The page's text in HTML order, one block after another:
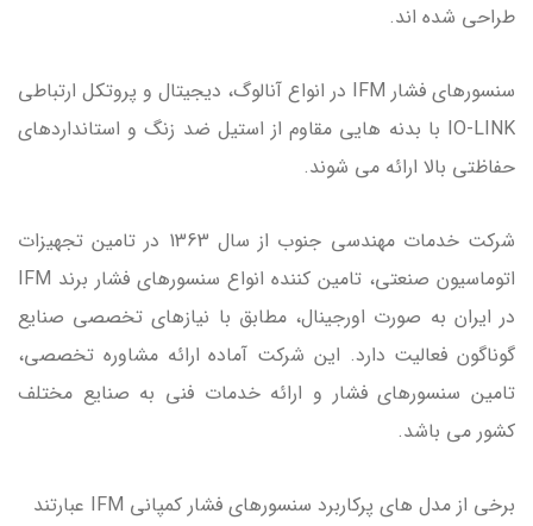
طراحی شده اند.
سنسورهای فشار IFM در انواع آنالوگ، دیجیتال و پروتکل ارتباطی
IO-LINK با بدنه هایی مقاوم از استیل ضد زنگ و استانداردهای
حفاظتی بالا ارائه می شوند.
شرکت خدمات مهندسی جنوب از سال 1363 در تامین تجهیزات
اتوماسیون صنعتی، تامین کننده انواع سنسورهای فشار برند IFM
در ایران به صورت اورجینال، مطابق با نیازهای تخصصی صنایع
گوناگون فعالیت دارد. این شرکت آماده ارائه مشاوره تخصصی،
تامین سنسورهای فشار و ارائه خدمات فنی به صنایع مختلف
کشور می باشد.
برخی از مدل های پرکاربرد سنسورهای فشار کمپانی IFM عبارتند